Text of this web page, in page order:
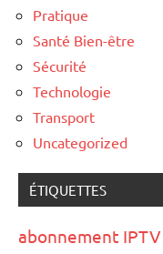
Pratique
Santé Bien-être
Sécurité
Technologie
Transport
Uncategorized
ÉTIQUETTES
abonnement IPTV